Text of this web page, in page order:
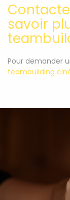
savoir
Pour demander
teambuilding